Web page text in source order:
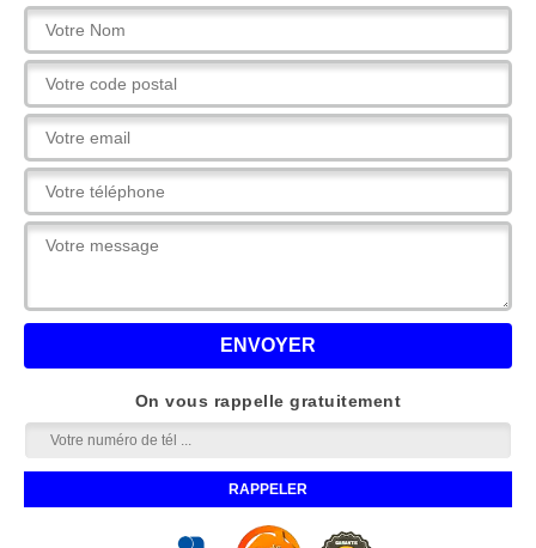
On vous rappelle gratuitement